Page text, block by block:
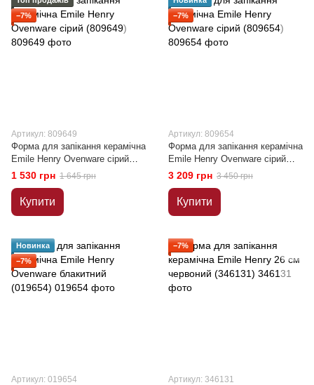
−7%
Артикул: 809649
Форма для запікання керамічна
Emile Henry Ovenware сірий
(809649)
1 530 грн 1 645 грн
Купити
−7%
Артикул: 809654
Форма для запікання керамічна
Emile Henry Ovenware сірий
(809654)
3 209 грн 3 450 грн
Купити
Новинка
−7%
Артикул: 019654
−7%
Артикул: 346131